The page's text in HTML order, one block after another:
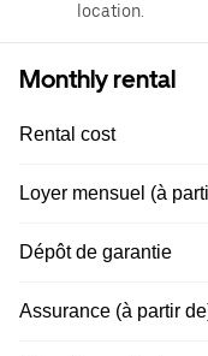
location.
Monthly rental
Rental cost
Loyer mensuel (à
Dépôt de garantie
Assurance (à partir